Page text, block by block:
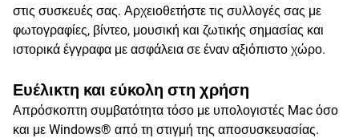
στις συσκευές σας. Αρχειοθετήστε τις συλλογές σας με
φωτογραφίες, βίντεο, μουσική και ζωτικής σημασίας και
ιστορικά έγγραφα με ασφάλεια σε έναν αξιόπιστο χώρο.
Ευέλικτη και εύκολη στη χρήση
Απρόσκοπτη συμβατότητα τόσο με υπολογιστές Mac όσο
και με Windows® από τη στιγμή της αποσυσκευασίας.